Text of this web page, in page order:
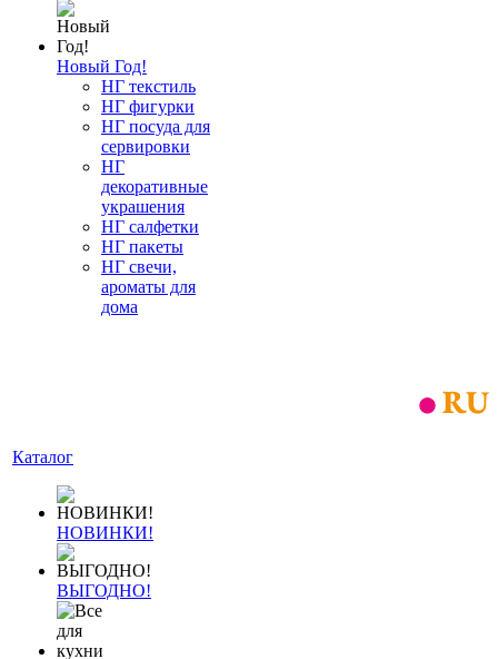
Новый Год!
НГ текстиль
НГ фигурки
НГ посуда для
сервировки
НГ
декоративные
украшения
НГ салфетки
НГ пакеты
НГ свечи,
ароматы для
дома
Каталог
НОВИНКИ!
ВЫГОДНО!